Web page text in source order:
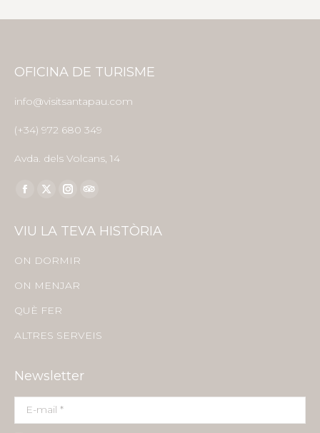
OFICINA DE TURISME
info@visitsantapau.com
(+34) 972 680 349
Avda. dels Volcans, 14
Find us on:
Facebook
opens
window
X
opens
window
Instagram
opens
window
opens
VIU LA TEVA HISTÒRIA
ON DORMIR
ON MENJAR
QUÈ FER
ALTRES SERVEIS
Newsletter
E-mail *